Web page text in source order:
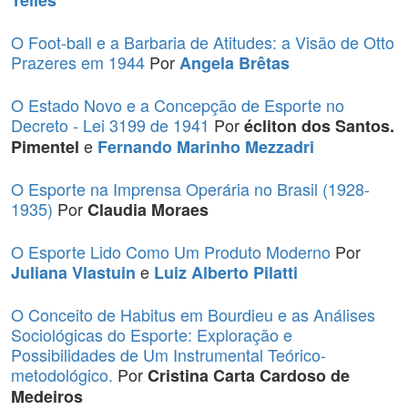
O Foot-ball e a Barbaria de Atitudes: a Visão de Otto
Prazeres em 1944 PorAngela Brêtas
O Estado Novo e a Concepção de Esporte no
Decreto - Lei 3199 de 1941 Porécliton dos Santos.
Pimentel e Fernando Marinho Mezzadri
O Esporte na Imprensa Operária no Brasil (1928-
1935) PorClaudia Moraes
O Esporte Lido Como Um Produto Moderno Por
Juliana Vlastuin e Luiz Alberto Pilatti
O Conceito de Habitus em Bourdieu e as Análises
Sociológicas do Esporte: Exploração e
Possibilidades de Um Instrumental Teórico-
metodológico. PorCristina Carta Cardoso de
Medeiros